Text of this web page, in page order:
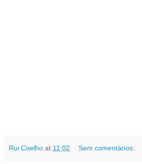
Rui Coelho at 11:02 Sem comentários: